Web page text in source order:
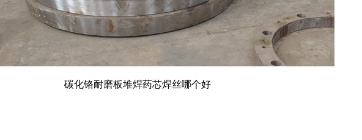
碳化铬耐磨板堆焊药芯焊丝哪个好